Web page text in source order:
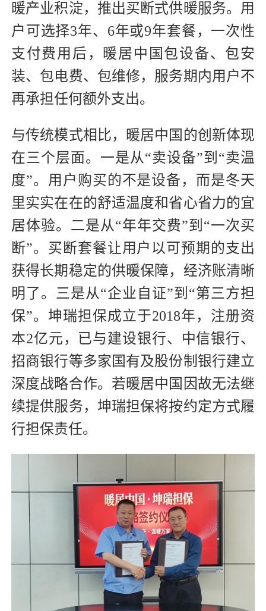
暖产业积淀，推出买断式供暖服务。用
户可选择3年、6年或9年套餐，一次性
支付费用后，暖居中国包设备、包安
装、包电费、包维修，服务期内用户不
再承担任何额外支出。
与传统模式相比，暖居中国的创新体现
在三个层面。一是从“卖设备”到“卖温
度”。用户购买的不是设备，而是冬天
里实实在在的舒适温度和省心省力的宜
居体验。二是从“年年交费”到“一次买
断”。买断套餐让用户以可预期的支出
获得长期稳定的供暖保障，经济账清晰
明了。三是从“企业自证”到“第三方担
保”。坤瑞担保成立于2018年，注册资
本2亿元，已与建设银行、中信银行、
招商银行等多家国有及股份制银行建立
深度战略合作。若暖居中国因故无法继
续提供服务，坤瑞担保将按约定方式履
行担保责任。